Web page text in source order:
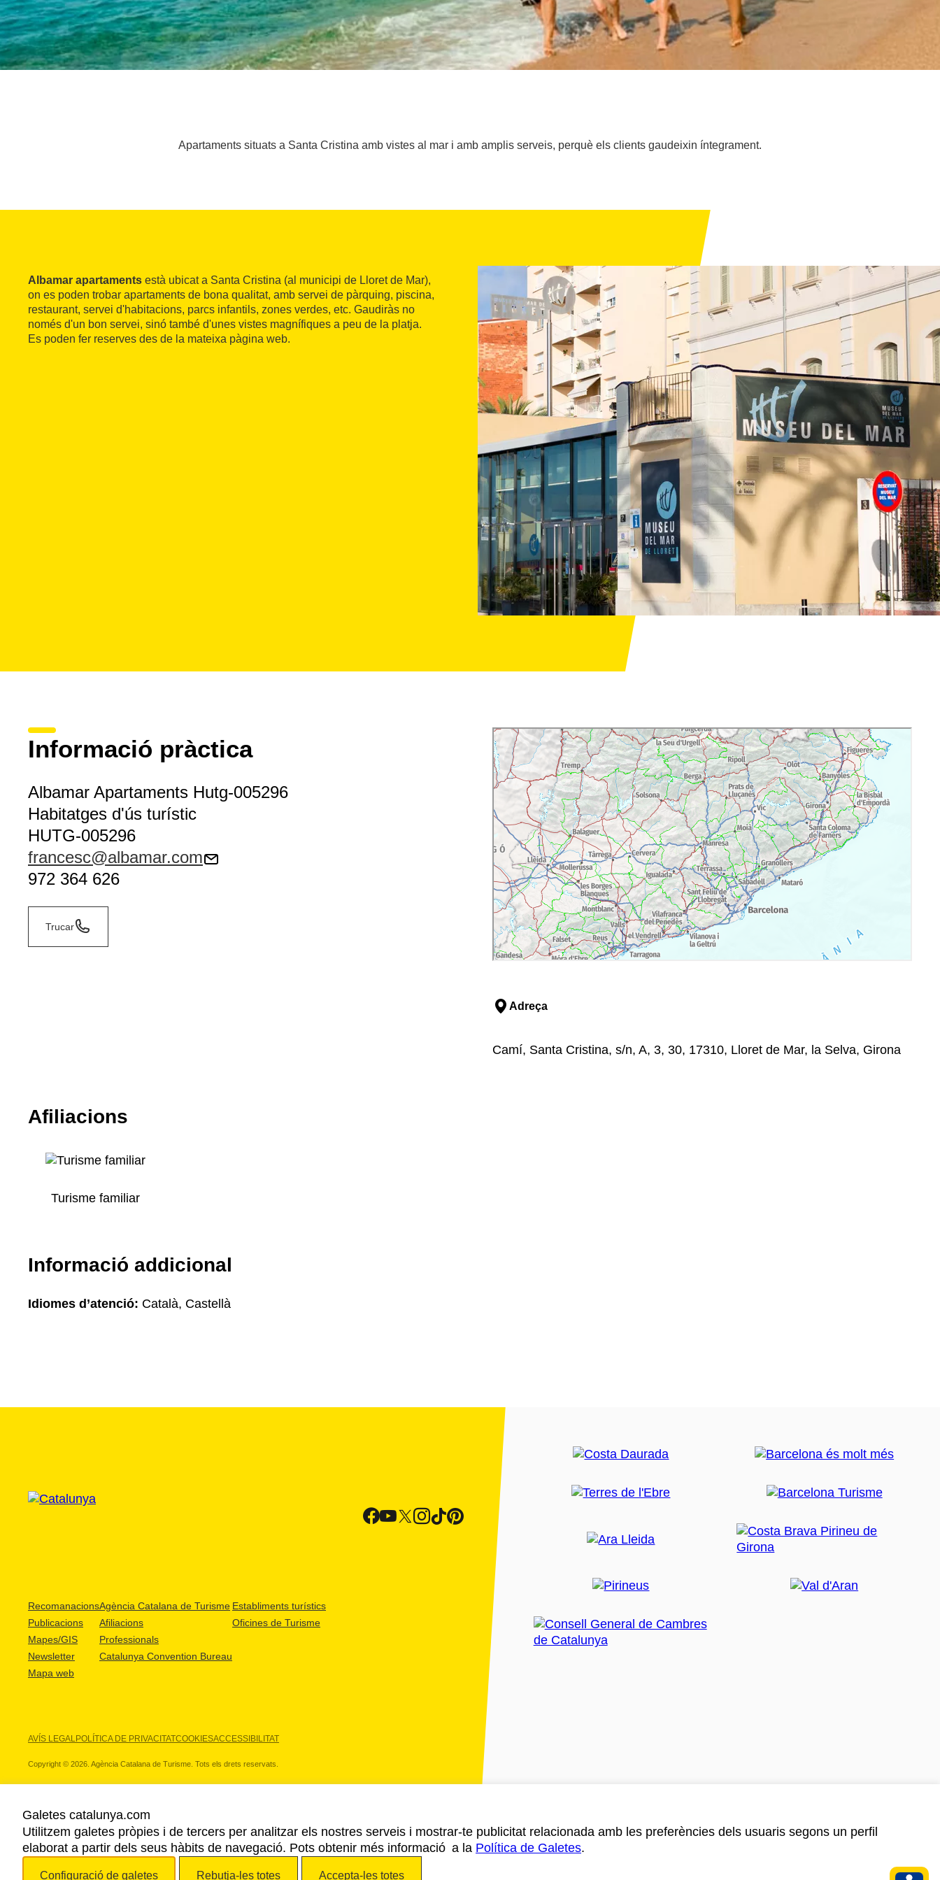
Apartaments situats a Santa Cristina amb vistes al mar i amb amplis serveis, perquè els clients gaudeixin íntegrament.
Albamar apartaments està ubicat a Santa Cristina (al municipi de Lloret de Mar),
on es poden trobar apartaments de bona qualitat, amb servei de pàrquing, piscina,
restaurant, servei d'habitacions, parcs infantils, zones verdes, etc. Gaudiràs no
només d'un bon servei, sinó també d'unes vistes magnífiques a peu de la platja.
Es poden fer reserves des de la mateixa pàgina web.
Informació pràctica
Albamar Apartaments Hutg-005296
Habitatges d'ús turístic
HUTG-005296
francesc@albamar.com
972 364 626
Trucar
Adreça
Camí, Santa Cristina, s/n, A, 3, 30, 17310, Lloret de Mar, la Selva, Girona
Afiliacions
Turisme familiar
Informació addicional
Idiomes d’atenció: Català, Castellà
Recomanacions
Publicacions
Mapes/GIS
Newsletter
Mapa web
Agència Catalana de Turisme
Afiliacions
Professionals
Catalunya Convention Bureau
Establiments turístics
Oficines de Turisme
AVÍS LEGALPOLÍTICA DE PRIVACITATCOOKIESACCESSIBILITAT
Copyright © 2026. Agència Catalana de Turisme. Tots els drets reservats.
ELS NOSTRES PARTNERS
Galetes catalunya.com
Utilitzem galetes pròpies i de tercers per analitzar els nostres serveis i mostrar-te publicitat relacionada amb les preferències dels usuaris segons un perfil
elaborat a partir dels seus hàbits de navegació. Pots obtenir més informació a la Política de Galetes.
Configuració de galetes Rebutja-les totes Accepta-les totes